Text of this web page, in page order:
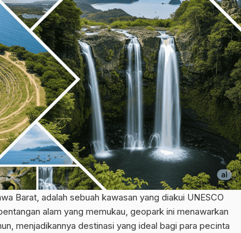
Barat, adalah sebuah kawasan yang diakui UNESCO
alam yang memukau, geopark ini menawarkan
menjadikannya destinasi yang ideal bagi para pecinta